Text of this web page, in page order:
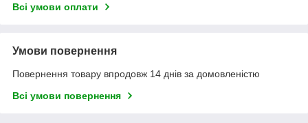
Всі умови оплати
Умови повернення
Повернення товару впродовж 14 днів за домовленістю
Всі умови повернення